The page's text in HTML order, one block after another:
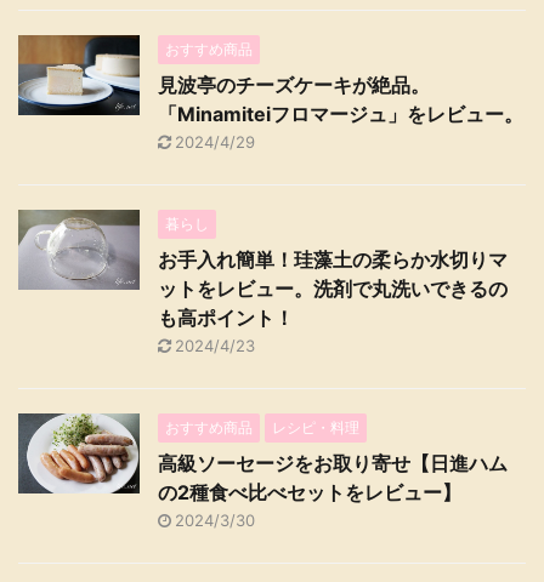
おすすめ商品
見波亭のチーズケーキが絶品。
「Minamiteiフロマージュ」をレビュー。
2024/4/29
暮らし
お手入れ簡単！珪藻土の柔らか水切りマ
ットをレビュー。洗剤で丸洗いできるの
も高ポイント！
2024/4/23
おすすめ商品 レシピ・料理
高級ソーセージをお取り寄せ【日進ハム
の2種食べ比べセットをレビュー】
2024/3/30